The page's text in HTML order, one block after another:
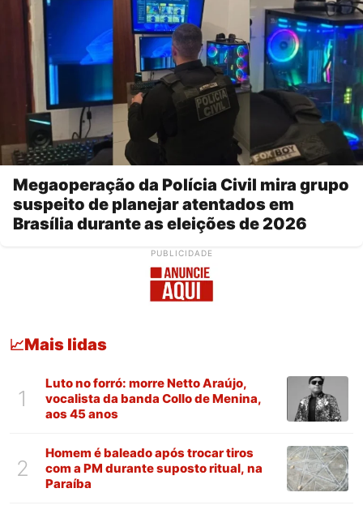
Megaoperação da Polícia Civil mira grupo
suspeito de planejar atentados em
Brasília durante as eleições de 2026
PUBLICIDADE
📈Mais lidas
1
Luto no forró: morre Netto Araújo,
vocalista da banda Collo de Menina,
aos 45 anos
2
Homem é baleado após trocar tiros
com a PM durante suposto ritual, na
Paraíba